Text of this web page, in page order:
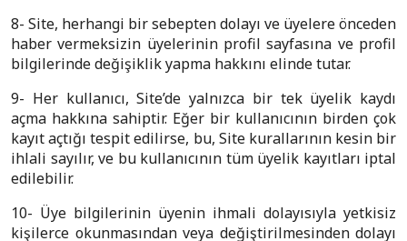
8- Site, herhangi bir sebepten dolayı ve üyelere önceden
haber vermeksizin üyelerinin profil sayfasına ve profil
bilgilerinde değişiklik yapma hakkını elinde tutar.
9- Her kullanıcı, Site’de yalnızca bir tek üyelik kaydı
açma hakkına sahiptir. Eğer bir kullanıcının birden çok
kayıt açtığı tespit edilirse, bu, Site kurallarının kesin bir
ihlali sayılır, ve bu kullanıcının tüm üyelik kayıtları iptal
edilebilir.
10- Üye bilgilerinin üyenin ihmali dolayısıyla yetkisiz
kişilerce okunmasından veya değiştirilmesinden dolayı